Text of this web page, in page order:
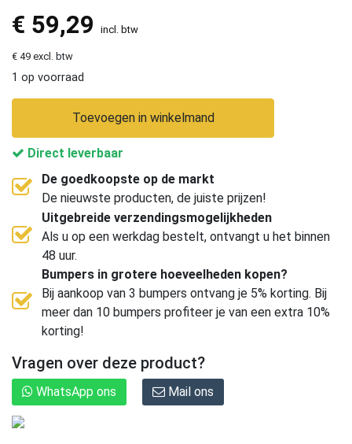
€ 59,29 incl. btw
€ 49 excl. btw
1 op voorraad
Toevoegen in winkelmand
Direct leverbaar
De goedkoopste op de markt
De nieuwste producten, de juiste prijzen!
Uitgebreide verzendingsmogelijkheden
Als u op een werkdag bestelt, ontvangt u het binnen
48 uur.
Bumpers in grotere hoeveelheden kopen?
Bij aankoop van 3 bumpers ontvang je 5% korting. Bij
meer dan 10 bumpers profiteer je van een extra 10%
korting!
Vragen over deze product?
WhatsApp ons Mail ons